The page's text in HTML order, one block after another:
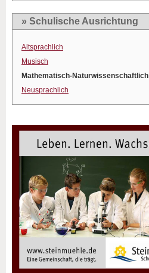
» Schulische Ausrichtung
Altsprachlich
Musisch
Mathematisch-Naturwissenschaftlich
Neusprachlich